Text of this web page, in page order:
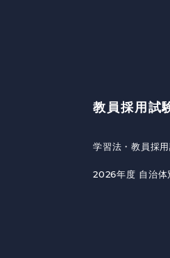
教員採用試
学習法・教員採
2026年度 自治体